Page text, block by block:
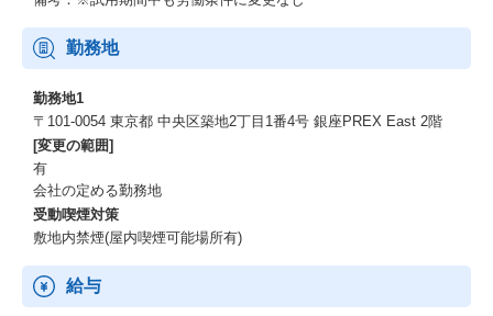
勤務地
勤務地1
〒101-0054 東京都 中央区築地2丁目1番4号 銀座PREX East 2階
[変更の範囲]
有
会社の定める勤務地
受動喫煙対策
敷地内禁煙(屋内喫煙可能場所有)
給与